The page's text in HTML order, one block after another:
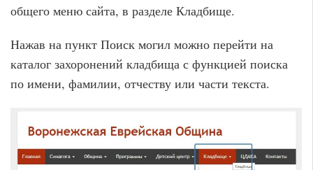
общего меню сайта, в разделе Кладбище.
Нажав на пункт Поиск могил можно перейти на
каталог захоронений кладбища с функцией поиска
по имени, фамилии, отчеству или части текста.